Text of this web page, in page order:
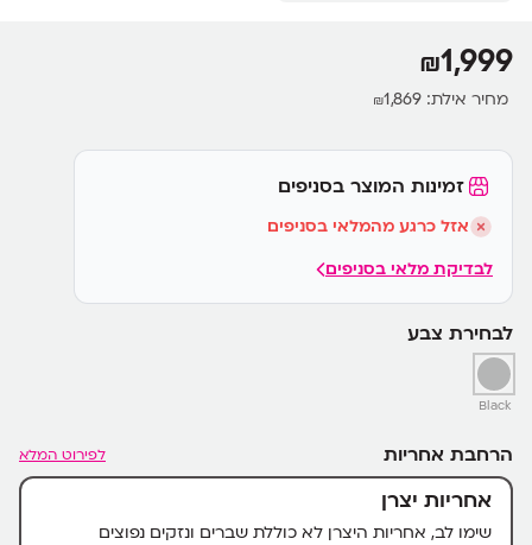
• עמידות למים ואבק בתקן IP48 ועיצוב מתקפל קל וקומפקטי
₪1,999
מחיר אילת: ₪1,869
זמינות המוצר בסניפים
אזל כרגע מהמלאי בסניפים
לבדיקת מלאי בסניפים
לבחירת צבע
Black
הרחבת אחריות לפירוט המלא
אחריות יצרן
שימו לב, אחריות היצרן לא כוללת שברים ונזקים נפוצים